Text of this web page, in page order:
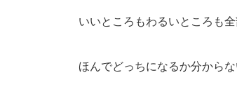
いいところもわるいところも
ほんでどっちになるか分から